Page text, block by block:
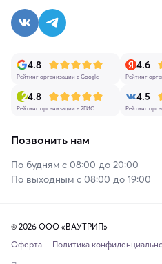
4.8
Рейтинг организации в Google
4.6
Рейтинг
4.8
Рейтинг организации в 2ГИС
4.5
Рейтинг
Позвонить нам
По будням с 08:00 до 20:00
По выходным с 08:00 до 19:00
© 2026 ООО «ВАУТРИП»
Оферта
Политика